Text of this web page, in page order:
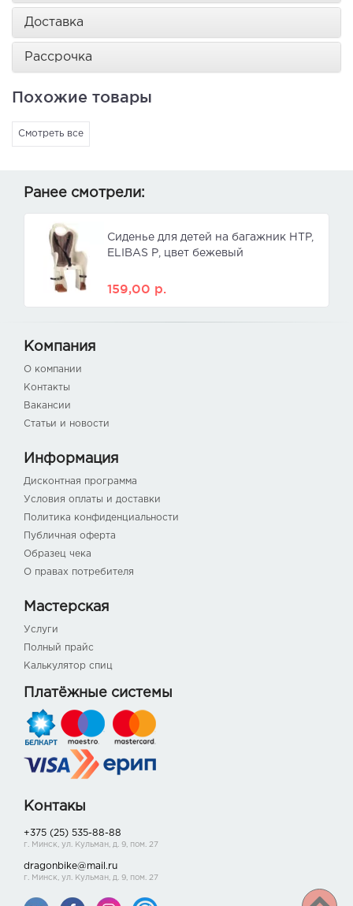
Доставка
Рассрочка
Похожие товары
Смотреть все
Ранее смотрели:
Сиденье для детей на багажник HTP,
ELIBAS Р, цвет бежевый
159,00 р.
Компания
О компании
Контакты
Вакансии
Статьи и новости
Информация
Дисконтная программа
Условия оплаты и доставки
Политика конфиденциальности
Публичная оферта
Образец чека
О правах потребителя
Мастерская
Услуги
Полный прайс
Калькулятор спиц
Платёжные системы
Контакы
+375 (25) 535-88-88
г. Минск, ул. Кульман, д. 9, пом. 27
dragonbike@mail.ru
г. Минск, ул. Кульман, д. 9, пом. 27